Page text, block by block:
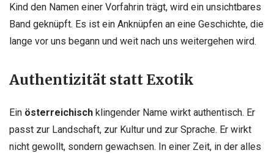
Kind den Namen einer Vorfahrin trägt, wird ein unsichtbares
Band geknüpft. Es ist ein Anknüpfen an eine Geschichte, die
lange vor uns begann und weit nach uns weitergehen wird.
Authentizität statt Exotik
Ein österreichisch klingender Name wirkt authentisch. Er
passt zur Landschaft, zur Kultur und zur Sprache. Er wirkt
nicht gewollt, sondern gewachsen. In einer Zeit, in der alles